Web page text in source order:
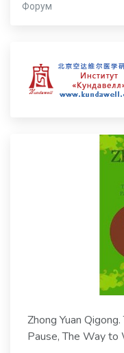
Форум
Zhong Yuan
Pause, The Way to